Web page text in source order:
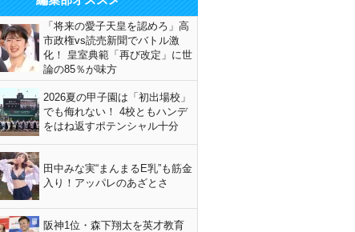
「将来の愛子天皇を認めろ」高
市政権vs読売新聞でバトル激
化！ 皇室典範「再び改定」に世
論の85％が味方
2026夏の甲子園は「初出場校」
でも侮れない！ 4校ともハンデ
をはね返すポテンシャル十分
田中みな実“まんまるE乳”も筋金
入り！アッパレのあざとさ
阪神1位・森下翔太を英才教育